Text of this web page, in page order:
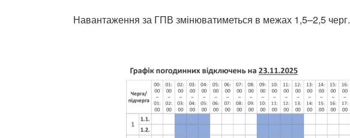
Навантаження за ГПВ змінюватиметься в межах 1,5–2,5 черг.